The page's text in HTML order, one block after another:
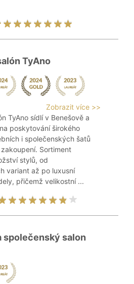
TyAno
Zobrazit více >>
TyAno sídlí v Benešově a
poskytování širokého
i společenských šatů
Sortiment
stylů, od
variant až po luxusní
přičemž velikostní ...
společenský salon